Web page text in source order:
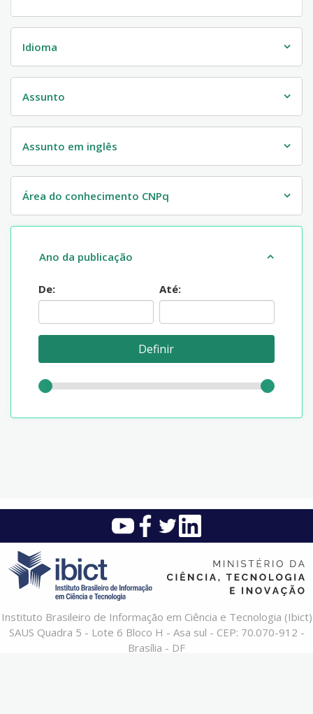
Idioma
Assunto
Assunto em inglês
Área do conhecimento CNPq
Ano da publicação
De: Até:
Instituto Brasileiro de Informação em Ciência e Tecnologia (Ibict)
SAUS Quadra 5 - Lote 6 Bloco H - Asa sul - CEP: 70.070-912 -
Brasília - DF